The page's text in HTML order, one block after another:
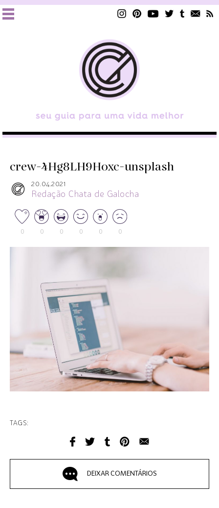
crew-4Hg8LH9Hoxc-unsplash
20.04.2021
Redação Chata de Galocha
0 0 0 0 0 0
TAGS:
DEIXAR COMENTÁRIOS